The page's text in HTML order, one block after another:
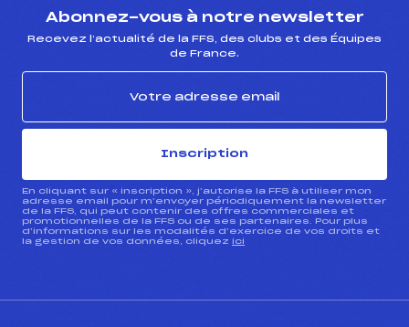
Abonnez-vous à notre newsletter
Recevez l’actualité de la FFS, des clubs et des Équipes
de France.
Inscription
En cliquant sur « inscription », j’autorise la FFS à utiliser mon
adresse email pour m’envoyer périodiquement la newsletter
de la FFS, qui peut contenir des offres commerciales et
promotionnelles de la FFS ou de ses partenaires. Pour plus
d’informations sur les modalités d’exercice de vos droits et
la gestion de vos données, cliquez ici